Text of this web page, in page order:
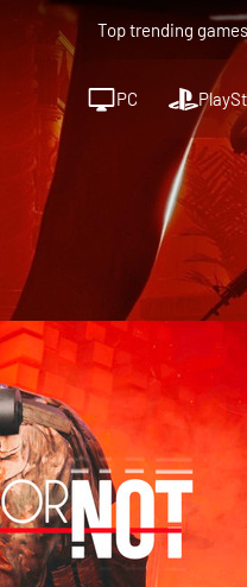
Top trending games
PC